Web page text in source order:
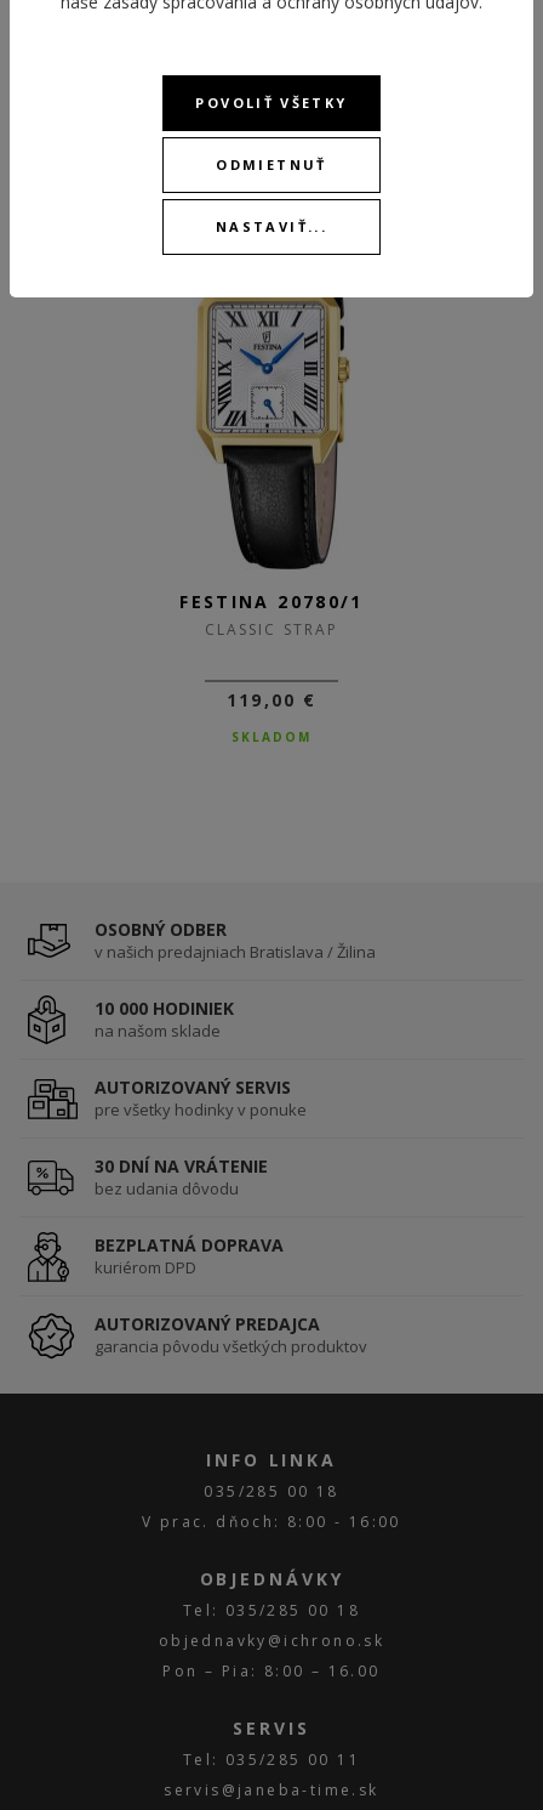
FESTINA 20780/1
CLASSIC STRAP
119,00 €
SKLADOM
OSOBNÝ ODBER
v našich predajniach Bratislava / Žilina
10 000 HODINIEK
na našom sklade
AUTORIZOVANÝ SERVIS
pre všetky hodinky v ponuke
30 DNÍ NA VRÁTENIE
bez udania dôvodu
BEZPLATNÁ DOPRAVA
kuriérom DPD
AUTORIZOVANÝ PREDAJCA
garancia pôvodu všetkých produktov
INFO LINKA
035/285 00 18
V prac. dňoch: 8:00 - 16:00
OBJEDNÁVKY
Tel: 035/285 00 18
objednavky@ichrono.sk
Pon – Pia: 8:00 – 16.00
SERVIS
Tel: 035/285 00 11
servis@janeba-time.sk
POVOLIŤ VŠETKY
ODMIETNUŤ
NASTAVIŤ...